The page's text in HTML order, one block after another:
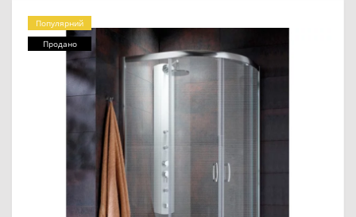
Популярний
Продано